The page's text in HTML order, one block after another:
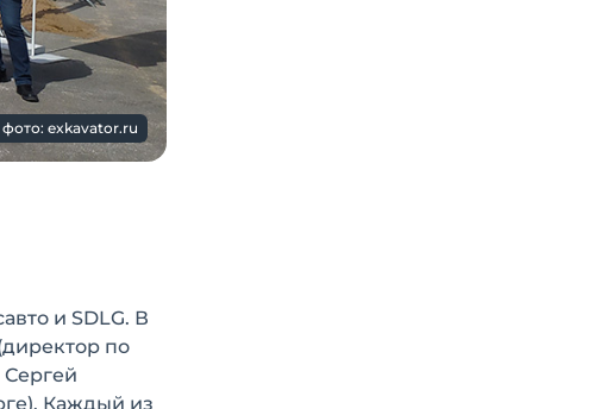
exkavator.ru
и SDLG. В
по
Сергей
Каждый из